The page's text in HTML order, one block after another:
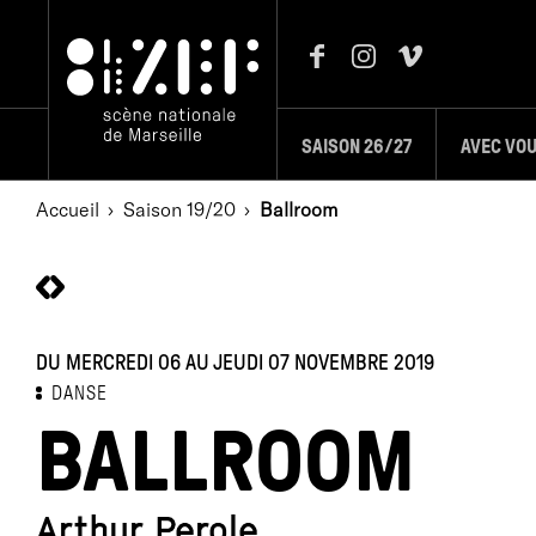
SAISON 26/27 AVEC
Accueil Saison 19/20 Ballroom
DU MERCREDI 06 AU JEUDI 07 NOVEMBRE 2019
DANSE
BALLROOM